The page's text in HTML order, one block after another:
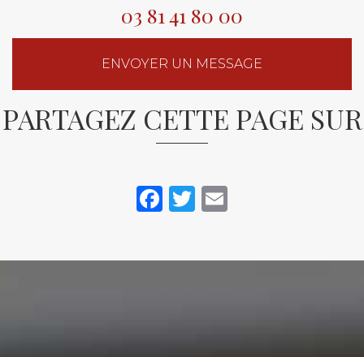
03 81 41 80 00
ENVOYER UN MESSAGE
PARTAGEZ CETTE PAGE SUR
Facebook
Twitter